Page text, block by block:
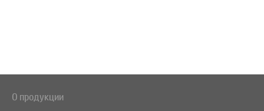
О продукции